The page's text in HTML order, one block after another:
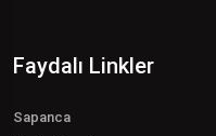
Faydalı Linkler
Sapanca